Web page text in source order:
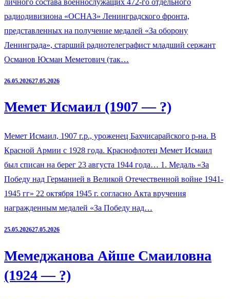
радиодивизиона «ОСНАЗ» Ленинградского фронта,
представленных на получение медалей «За оборону
Ленинграда», старший радиотелеграфист младший сержант
Османов Юсман Меметович (так…
26.05.202627.05.2026
Мемет Исмаил (1907 — ?)
Мемет Исмаил, 1907 г.р., уроженец Бахчисарайского р-на. В
Красной Армии с 1928 года. Краснофлотец Мемет Исмаил
был списан на берег 23 августа 1944 года… 1. Медаль «За
Победу над Германией в Великой Отечественной войне 1941-
1945 гг» 22 октября 1945 г. согласно Акта вручения
награжденным медалей «За Победу над…
25.05.202627.05.2026
Мемеджанова Айше Смаиловна
(1924 — ?)